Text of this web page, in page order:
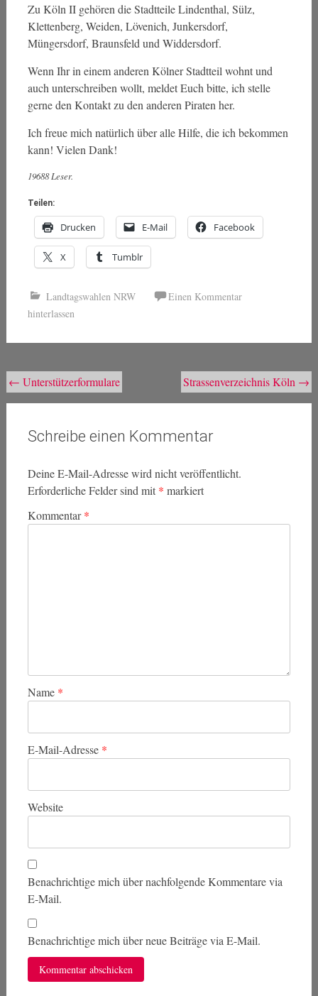
Zu Köln II gehören die Stadtteile Lindenthal, Sülz,
Klettenberg, Weiden, Lövenich, Junkersdorf,
Müngersdorf, Braunsfeld und Widdersdorf.
Wenn Ihr in einem anderen Kölner Stadtteil wohnt und
auch unterschreiben wollt, meldet Euch bitte, ich stelle
gerne den Kontakt zu den anderen Piraten her.
Ich freue mich natürlich über alle Hilfe, die ich bekommen
kann! Vielen Dank!
19688 Leser.
Teilen:
Drucken E-Mail Facebook
X Tumblr
Landtagswahlen NRW
Einen Kommentar
hinterlassen
Beitragsnavigation
← Unterstützerformulare Strassenverzeichnis Köln →
Schreibe einen Kommentar
Deine E-Mail-Adresse wird nicht veröffentlicht.
Erforderliche Felder sind mit * markiert
Kommentar*
Name *
E-Mail-Adresse *
Website
Benachrichtige mich über nachfolgende Kommentare via
E-Mail.
Benachrichtige mich über neue Beiträge via E-Mail.